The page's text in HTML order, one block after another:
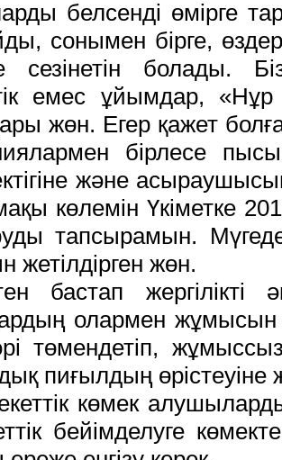
белсенді өмірге
сонымен бірге,
сезінетін болады.
емес ұйымдар,
жөн. Егер қажет
бірлесе
және
көлемін Үкіметке
тапсырамын.
жетілдірген жөн.
бастап жергілікті
олармен жұмысын
төмендетіп,
пиғылдың
көмек
бейімделуге